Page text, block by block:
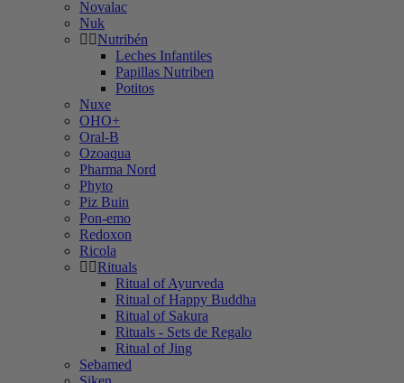
Novalac
Nuk
Nutribén
Leches Infantiles
Papillas Nutriben
Potitos
Nuxe
OHO+
Oral-B
Ozoaqua
Pharma Nord
Phyto
Piz Buin
Pon-emo
Redoxon
Ricola
Rituals
Ritual of Ayurveda
Ritual of Happy Buddha
Ritual of Sakura
Rituals - Sets de Regalo
Ritual of Jing
Sebamed